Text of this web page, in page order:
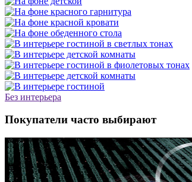
Без интерьера
Покупатели часто выбирают